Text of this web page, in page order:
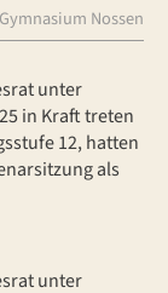
Nossen
unter
in Kraft treten
12, hatten
als
unter